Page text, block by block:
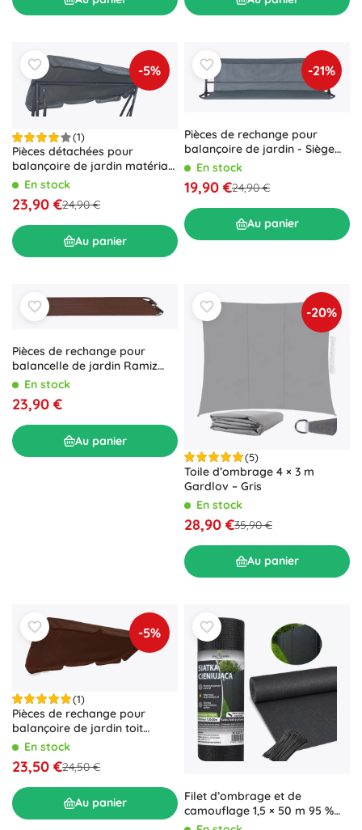
-5%
(1)
Pièces détachées pour
balançoire de jardin matériau
pour auvent gris
En stock
23,90 €24,90 €
Au panier
-21%
Pièces de rechange pour
balançoire de jardin - Siège
tressé gris
En stock
19,90 €24,90 €
Au panier
Pièces de rechange pour
balancelle de jardin Ramiz
siège tressé marron
En stock
23,90 €
Au panier
-20%
(5)
Toile d’ombrage 4 × 3 m
Gardlov – Gris
En stock
28,90 €35,90 €
Au panier
-5%
(1)
Pièces de rechange pour
balançoire de jardin toit
marron
En stock
23,50 €24,50 €
Au panier
Filet d’ombrage et de
camouflage 1,5 × 50 m 95 %
180 g/m² + 100 colliers de